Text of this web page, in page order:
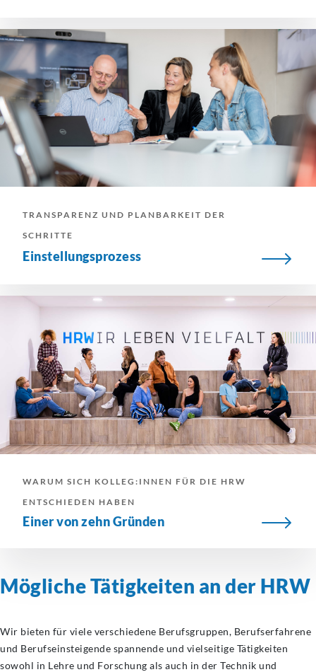
TRANSPARENZ UND PLANBARKEIT DER
SCHRITTE
Einstellungsprozess
WARUM SICH KOLLEG:INNEN FÜR DIE HRW
ENTSCHIEDEN HABEN
Einer von zehn Gründen
Mögliche Tätigkeiten an der HRW
Wir bieten für viele verschiedene Berufsgruppen, Berufserfahrene
und Berufseinsteigende spannende und vielseitige Tätigkeiten
sowohl in Lehre und Forschung als auch in der Technik und